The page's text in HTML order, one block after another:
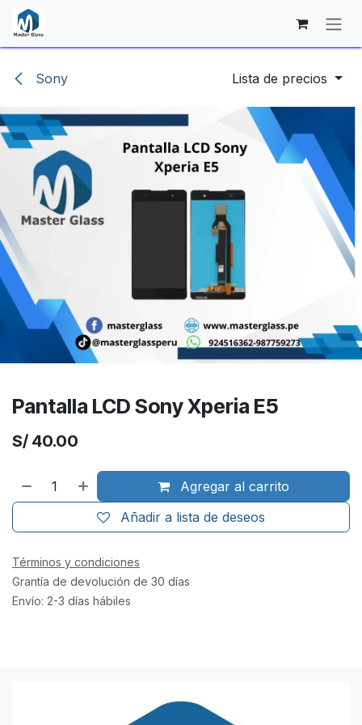
Ir al contenido
Sony Lista de precios
Pantalla LCD Sony Xperia E5
S/ 40.00
Agregar al carrito
Añadir a lista de deseos
Términos y condiciones
Grantía de devolución de 30 días
Envío: 2-3 días hábiles